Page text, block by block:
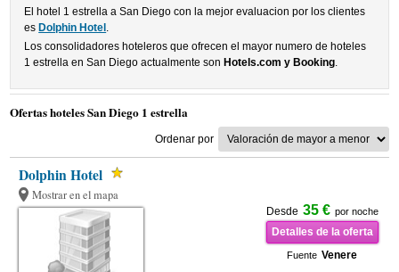
El hotel 1 estrella a San Diego con la mejor evaluacion por los clientes
es Dolphin Hotel .
Los consolidadores hoteleros que ofrecen el mayor numero de hoteles
1 estrella en San Diego actualmente son Hotels.com y Booking.
Ofertas hoteles San Diego 1 estrella
Ordenar por
Dolphin Hotel
Mostrar en el mapa
Desde 35 € por noche
Detalles de la oferta
Fuente Venere